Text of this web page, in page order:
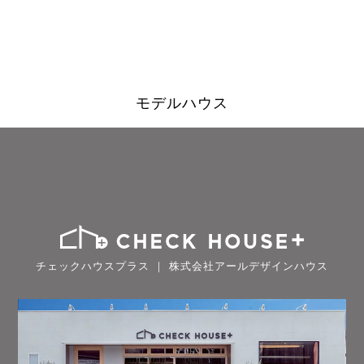
モデルハウス
チェックハウスプラス ｜ 株式会社アールデザインハウス